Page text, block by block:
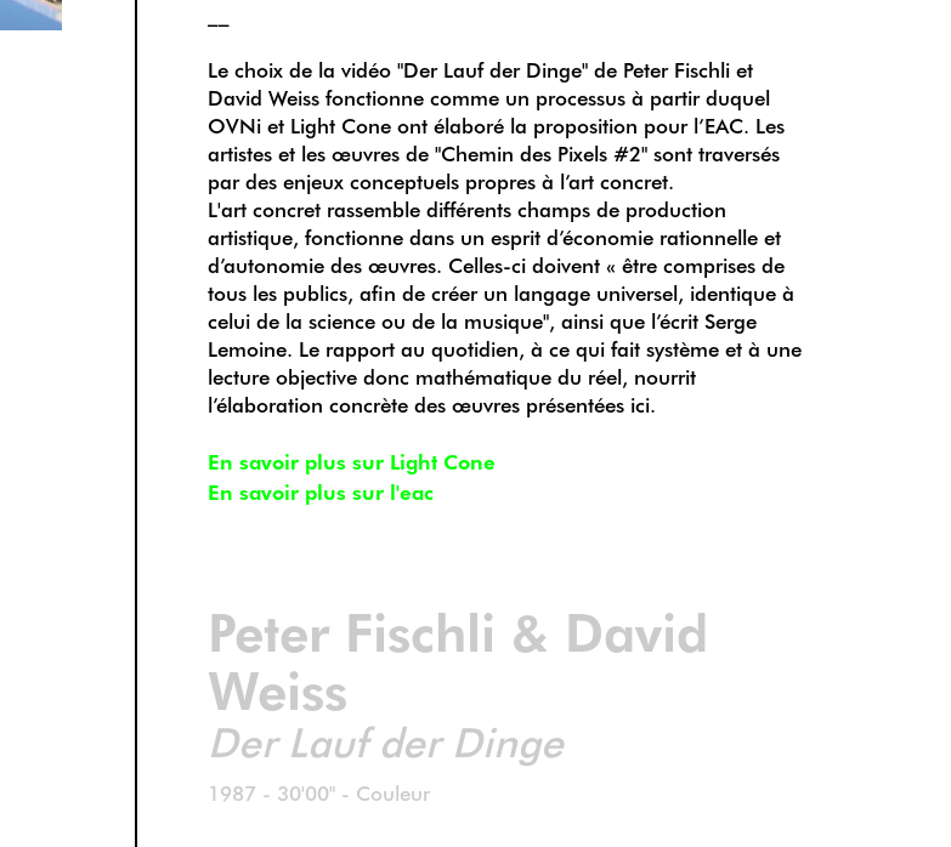
Le choix de la vidéo "Der Lauf der Dinge" de Peter Fischli et
David Weiss fonctionne comme un processus à partir duquel
OVNi et Light Cone ont élaboré la proposition pour l’EAC. Les
artistes et les œuvres de "Chemin des Pixels #2" sont traversés
par des enjeux conceptuels propres à l’art concret.
L'art concret rassemble différents champs de production
artistique, fonctionne dans un esprit d’économie rationnelle et
d’autonomie des œuvres. Celles-ci doivent « être comprises de
tous les publics, afin de créer un langage universel, identique à
celui de la science ou de la musique", ainsi que l’écrit Serge
Lemoine. Le rapport au quotidien, à ce qui fait système et à une
lecture objective donc mathématique du réel, nourrit
l’élaboration concrète des œuvres présentées ici.
En savoir plus sur Light Cone
En savoir plus sur l'eac
Peter Fischli & David
Weiss
Der Lauf der Dinge
1987 - 30'00" - Couleur